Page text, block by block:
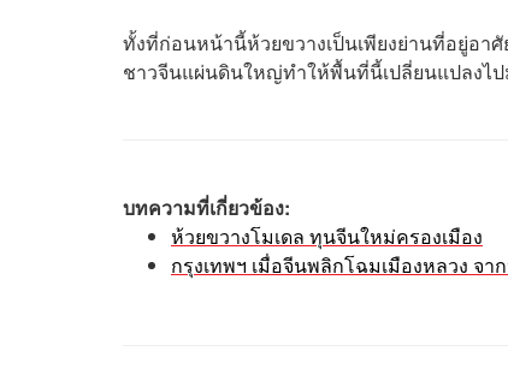
ทั้งที่ก่อนหน้านี้ห้วยขวางเป็นเพียงย่านที่อยู่อา
ชาวจีนแผ่นดินใหญ่ทำให้พื้นที่นี้เปลี่ยนแปลงไ
บทความที่เกี่ยวข้อง:
ห้วยขวางโมเดล ทุนจีนใหม่ครองเมือง
กรุงเทพฯ เมื่อจีนพลิกโฉมเมืองหลวง จ